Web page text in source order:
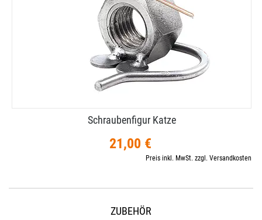
Schraubenfigur Katze
21,00 €
Preis inkl. MwSt. zzgl. Versandkosten
ZUBEHÖR